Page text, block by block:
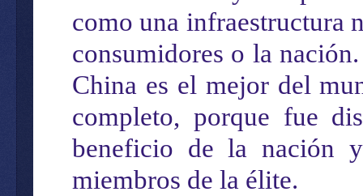
como una infraestructura
consumidores o la
China es el mejor del
completo, porque fue
beneficio de la nación
miembros de la élite.